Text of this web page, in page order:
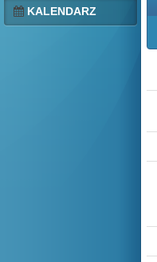
KALENDARZ